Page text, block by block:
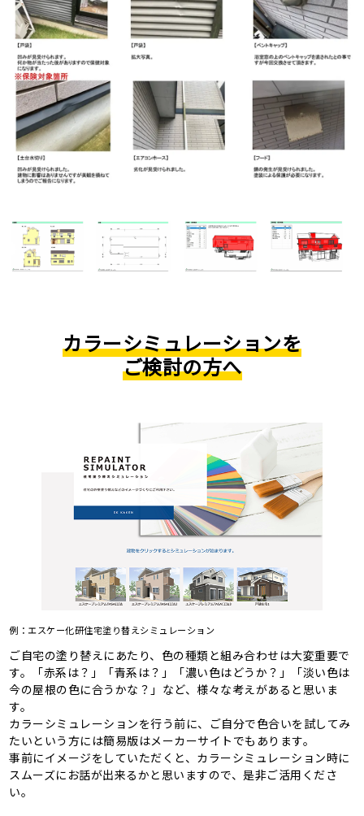
カラーシミュレーションを
ご検討の方へ
例：エスケー化研住宅塗り替えシミュレーション
ご自宅の塗り替えにあたり、色の種類と組み合わせは大変重要で
す。「赤系は？」「青系は？」「濃い色はどうか？」「淡い色は
今の屋根の色に合うかな？」など、様々な考えがあると思いま
す。
カラーシミュレーションを行う前に、ご自分で色合いを試してみ
たいという方には簡易版はメーカーサイトでもあります。
事前にイメージをしていただくと、カラーシミュレーション時に
スムーズにお話が出来るかと思いますので、是非ご活用くださ
い。